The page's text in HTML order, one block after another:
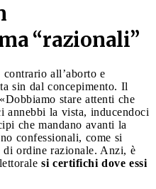
“razionali”
all’aborto e
sin dal concepimento. Il
stare attenti che
annebbi la vista, inducendoci
che mandano avanti la
confessionali, come si
di ordine razionale. Anzi, è
si certifichi dove essi